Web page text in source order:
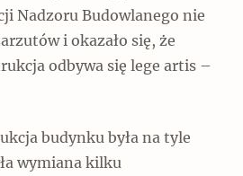
Nadzoru Budowlanego nie
i okazało się, że
odbywa się lege artis –
budynku była na tyle
wymiana kilku